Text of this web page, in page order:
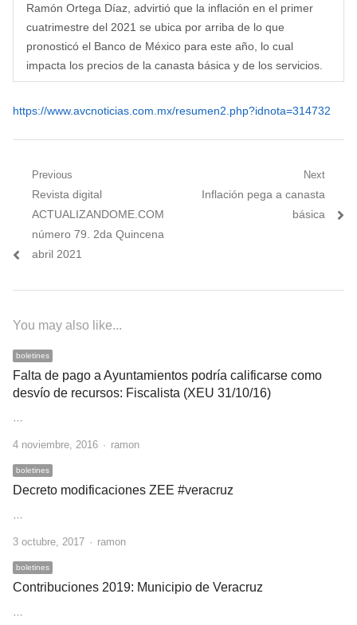
Ramón Ortega Díaz, advirtió que la inflación en el primer
cuatrimestre del 2021 se ubica por arriba de lo que
pronosticó el Banco de México para este año, lo cual
impacta los precios de la canasta básica y de los servicios.
https://www.avcnoticias.com.mx/resumen2.php?idnota=314732
Navegación
entradas
Previous
Previous
post:
Revista digital
ACTUALIZANDOME.COM
número 79. 2da Quincena
abril 2021
Next
Next
Inflación pega a canasta
básica
You may also like...
boletines
Falta de pago a Ayuntamientos podría calificarse como
desvío de recursos: Fiscalista (XEU 31/10/16)
4 noviembre, 2016 Author
ramon
boletines
Decreto modificaciones ZEE #veracruz
3 octubre, 2017 Author
ramon
boletines
Contribuciones 2019: Municipio de Veracruz